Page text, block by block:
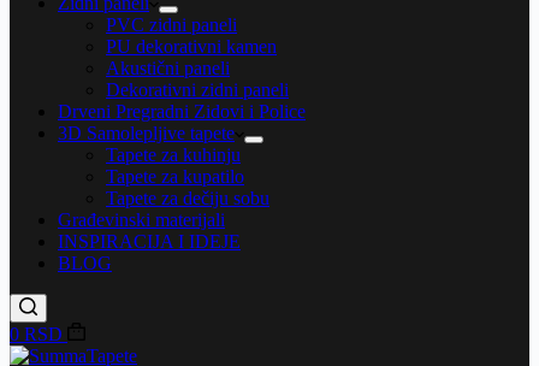
PVC zidni paneli
PU dekorativni kamen
Akustični paneli
Dekorativni zidni paneli
Drveni Pregradni Zidovi i Police
3D Samolepljive tapete
Tapete za kuhinju
Tapete za kupatilo
Tapete za dečiju sobu
Građevinski materijali
INSPIRACIJA I IDEJE
BLOG
0 RSD